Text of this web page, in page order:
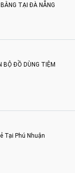
TẠI ĐÀ NẴNG
BỘ ĐỒ DÙNG TIỆM
Tại Phú Nhuận